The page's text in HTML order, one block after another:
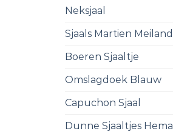
Neksjaal
Sjaals Martien Meiland
Boeren Sjaaltje
Omslagdoek Blauw
Capuchon Sjaal
Dunne Sjaaltjes Hema